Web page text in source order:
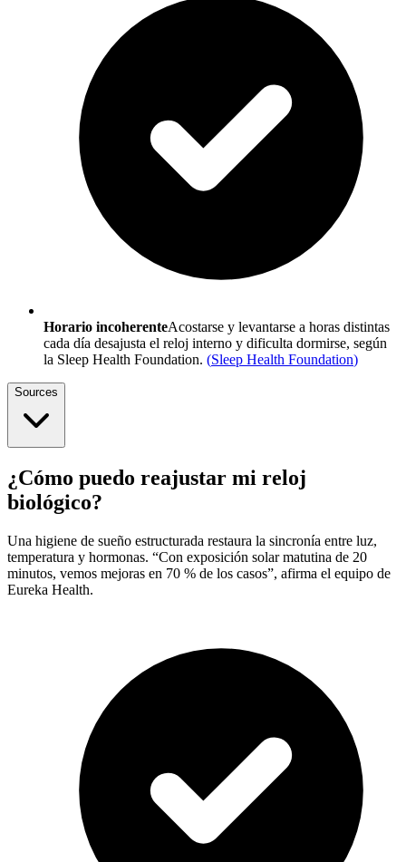
Horario incoherenteAcostarse y levantarse a horas distintas
cada día desajusta el reloj interno y dificulta dormirse, según
la Sleep Health Foundation. (Sleep Health Foundation)
Sources
¿Cómo puedo reajustar mi reloj
biológico?
Una higiene de sueño estructurada restaura la sincronía entre luz,
temperatura y hormonas. “Con exposición solar matutina de 20
minutos, vemos mejoras en 70 % de los casos”, afirma el equipo de
Eureka Health.